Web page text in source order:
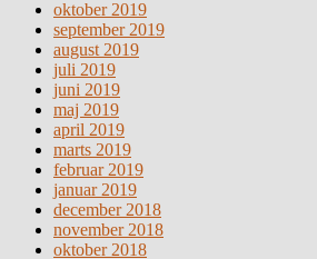
oktober 2019
september 2019
august 2019
juli 2019
juni 2019
maj 2019
april 2019
marts 2019
februar 2019
januar 2019
december 2018
november 2018
oktober 2018